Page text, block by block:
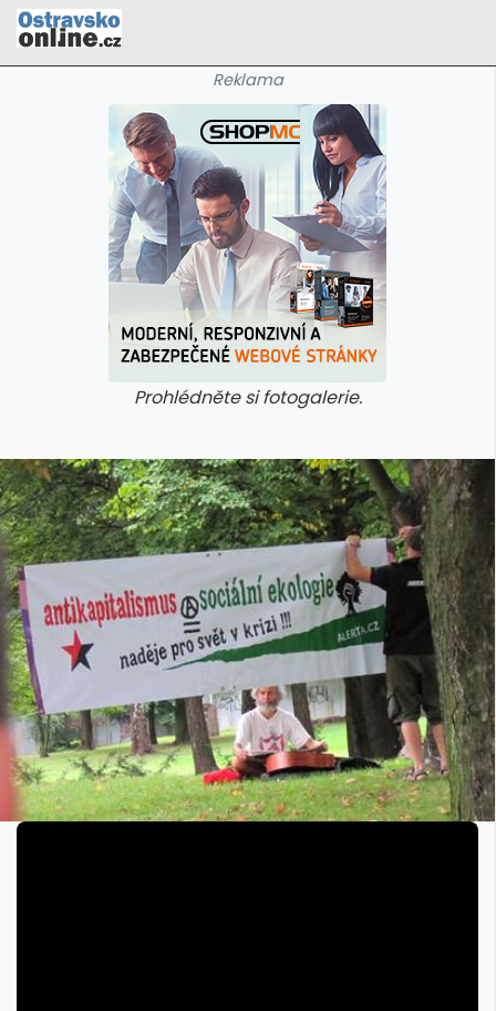
Reklama
Prohlédněte si fotogalerie.